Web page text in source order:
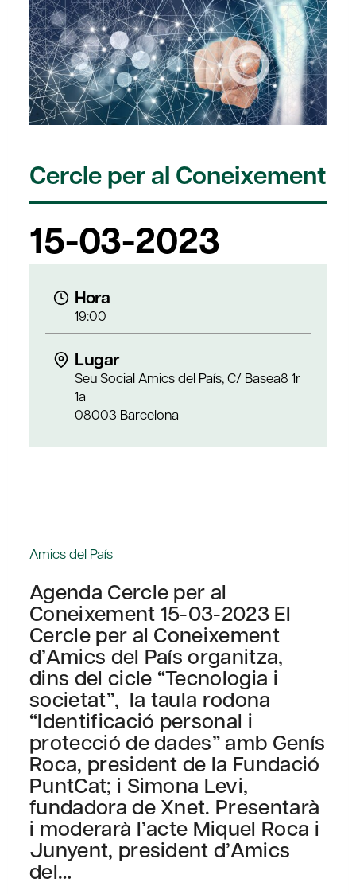
Cercle per al Coneixement
15-03-2023
Hora
19:00
Lugar
Seu Social Amics del País, C/ Basea8 1r
1a
08003 Barcelona
Amics del País
Agenda Cercle per al
Coneixement 15-03-2023 El
Cercle per al Coneixement
d’Amics del País organitza,
dins del cicle “Tecnologia i
societat”, la taula rodona
“Identificació personal i
protecció de dades” amb Genís
Roca, president de la Fundació
PuntCat; i Simona Levi,
fundadora de Xnet. Presentarà
i moderarà l’acte Miquel Roca i
Junyent, president d’Amics
del…